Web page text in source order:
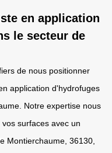
en application
le secteur de
de nous positionner
application d'hydrofuges
Notre expertise nous
surfaces avec un
Montierchaume, 36130,